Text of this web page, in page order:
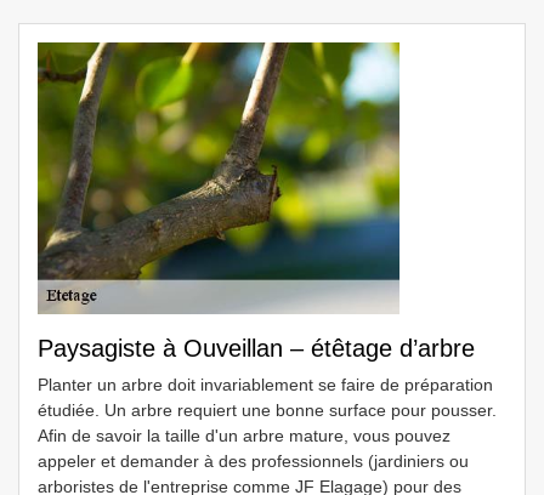
Paysagiste à Ouveillan – étêtage d’arbre
Planter un arbre doit invariablement se faire de préparation
étudiée. Un arbre requiert une bonne surface pour pousser.
Afin de savoir la taille d'un arbre mature, vous pouvez
appeler et demander à des professionnels (jardiniers ou
arboristes de l'entreprise comme JF Elagage) pour des